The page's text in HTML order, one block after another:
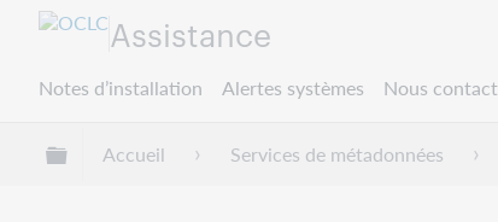
Assistance
Notes d’installation Alertes systèmes Nous
Développer/réduire la hiérarchie globale
Accueil Services de métadonnées